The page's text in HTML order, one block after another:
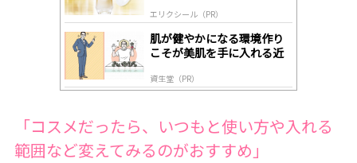
エリクシール（PR）
肌が健やかになる環境作り
こそが美肌を手に入れる近
資生堂（PR）
「コスメだったら、いつもと使い方や入れる
範囲など変えてみるのがおすすめ」